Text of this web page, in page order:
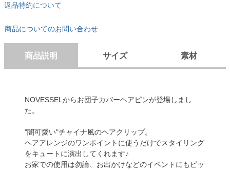
返品特約について
商品についてのお問い合わせ
商品説明 サイズ 素材
NOVESSELからお団子カバーヘアピンが登場しまし
た。
"闇可愛い"チャイナ風のヘアクリップ。
ヘアアレンジのワンポイントに使うだけでスタイリング
をキュートに演出してくれます♪
お家での使用は勿論、お出かけなどのイベントにもピッ